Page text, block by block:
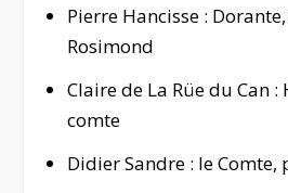
Pierre Hancisse :
Rosimond
Claire de La Rüe du Can
comte
Didier Sandre : le Comte,